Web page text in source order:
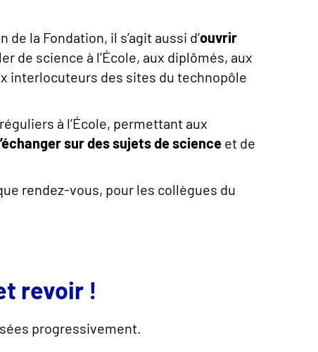
la Fondation, il s’agit aussi d’ouvrir
de science à l’École, aux diplômés, aux
interlocuteurs des sites du technopôle
à l’École, permettant aux
sur des sujets de science et de
rendez-vous, pour les collègues du
revoir !
progressivement.